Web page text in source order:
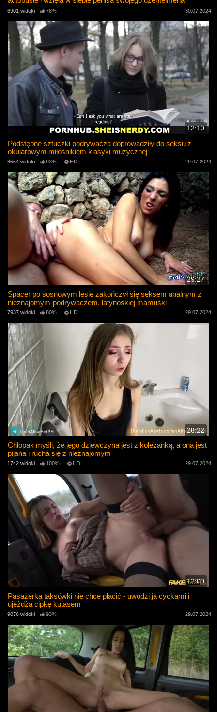
6901 widoki 78% 30.07.2024
12:10
Podstępne sztuczki podrywacza doprowadziły do ​​seksu z
okularowym miłośnikiem klasyki muzycznej
8554 widoki 93% HD 29.07.2024
29:27
Spacer po sosnowym lesie zakończył się seksem analnym z
nieznajomym-podrywaczem, latynoskiej mamuśki
7937 widoki 80% HD 29.07.2024
28:22
Chłopak myśli, że jego dziewczyna jest z koleżanką, a ona jest
pijana i rucha się z nieznajomym
1742 widoki 100% HD 29.07.2024
12:00
Pasażerka taksówki nie chce płacić - uwodzi ją cyckami i
ujeżdża cipkę kutasem
9076 widoki 93% 29.07.2024